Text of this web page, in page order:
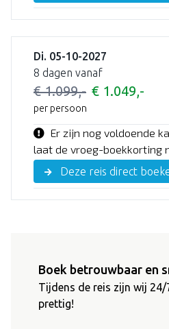
Di. 05-10-2027
8 dagen vanaf
€ 1.099,- € 1.049,-
per persoon
Er zijn nog voldoende
laat de vroeg-boekkorting
Deze reis direct
Boek betrouwbaar en
Tijdens de reis zijn wij 24/
prettig!